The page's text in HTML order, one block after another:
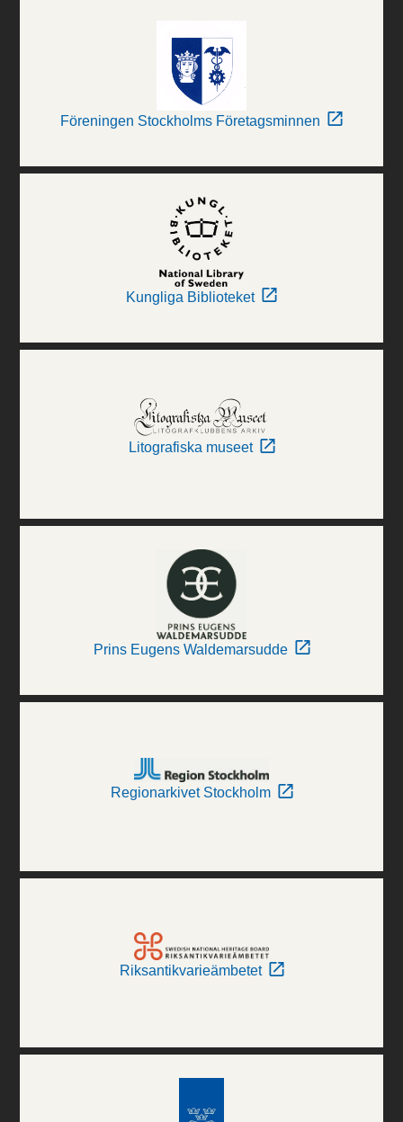
Föreningen Stockholms Företagsminnen
Kungliga Biblioteket
Litografiska museet
Prins Eugens Waldemarsudde
Regionarkivet Stockholm
Riksantikvarieämbetet